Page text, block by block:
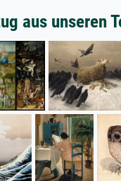
aus unseren